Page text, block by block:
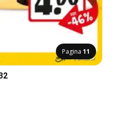
Pagina 11